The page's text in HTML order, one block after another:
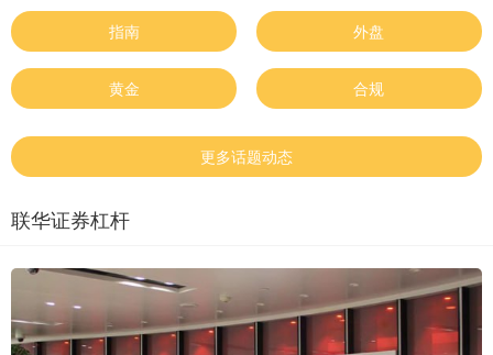
指南 外盘
黄金 合规
更多话题动态
联华证券杠杆